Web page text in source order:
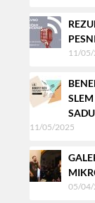
11/
SADU
11/05/2025
05/04/